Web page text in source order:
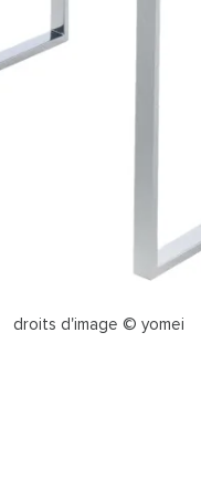
droits d'image © yomei